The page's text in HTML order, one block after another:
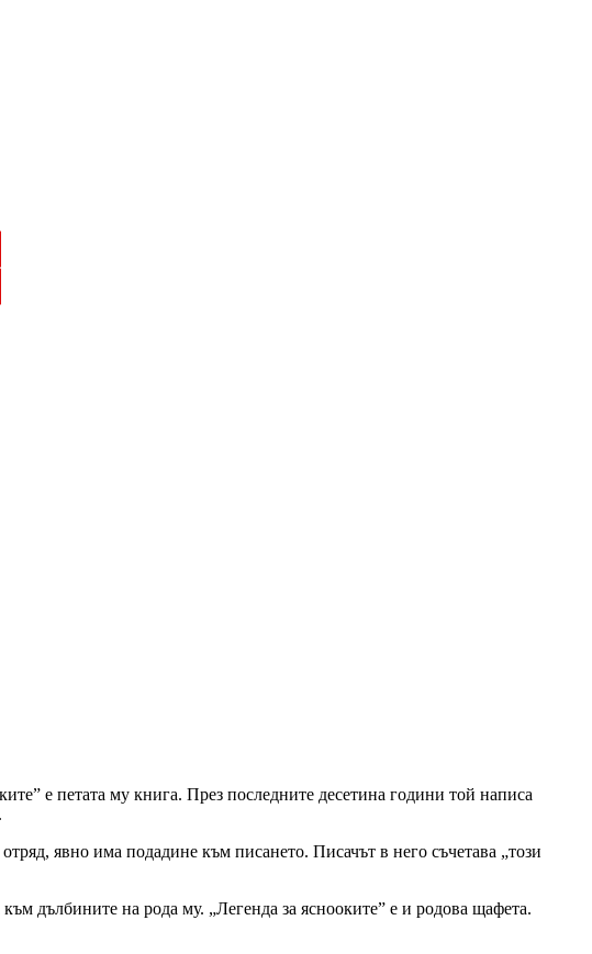
е петата му книга. През последните десетина години той написа
явно има подадине към писането. Писачът в него съчетава „този
дълбините на рода му. „Легенда за яснооките” е и родова щафета.